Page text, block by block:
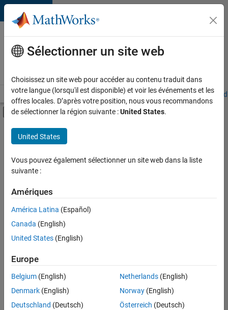
Passer au contenu
Votre
carrière
chez
Accueil Explorer nos opportunités Adresses de nos bureaux
Activer/désactiver l'affichage du menu
Contenu principal
FILTRER PAR
Applications et outils commerciaux
Développement de produits
Gestion des programmes
Enregistrer
sélectionnées
Les
descriptions
Sélectionner un site web
Choisissez un site web pour accéder au contenu traduit dans
votre langue (lorsqu'il est disponible) et voir les événements et les
offres locales. D’après votre position, nous vous recommandons
de sélectionner la région suivante :United States.
United States
Vous pouvez également sélectionner un site web dans la liste
suivante :
Amériques
América Latina (Español)
Canada (English)
United States (English)
Europe
Belgium (English)
Denmark (English)
Deutschland (Deutsch)
Netherlands(English)
Norway(English)
Österreich (Deutsch)